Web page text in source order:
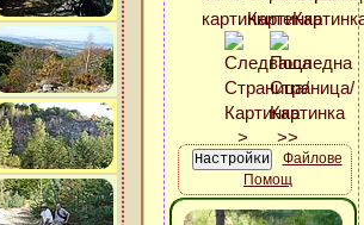
Файлове
Помощ